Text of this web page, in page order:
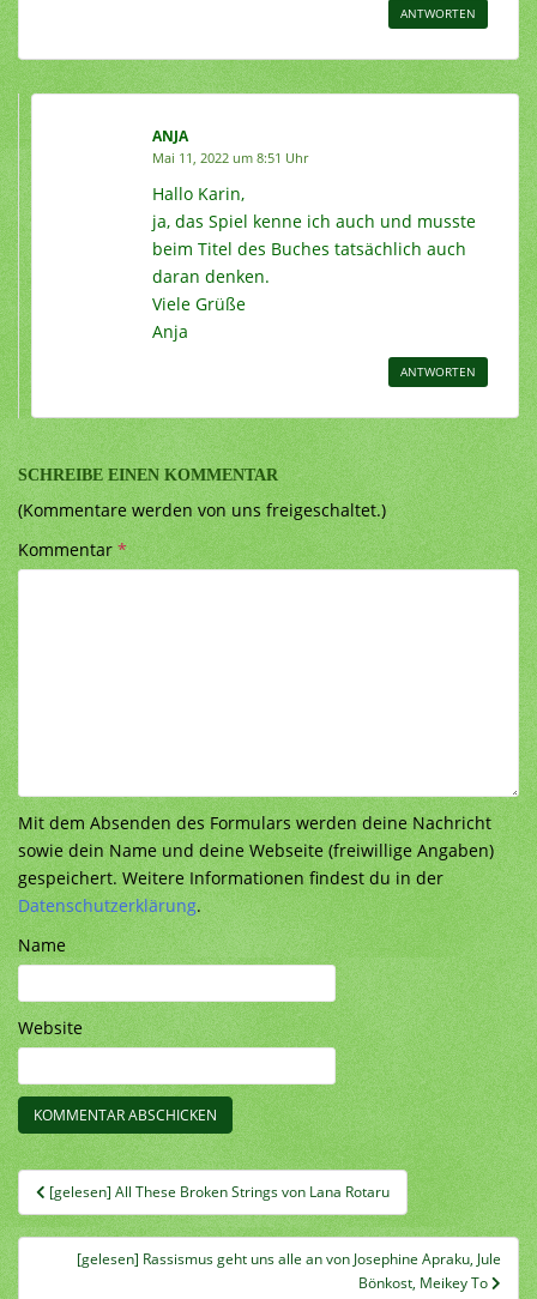
ANTWORTEN
ANJA
Mai 11, 2022 um 8:51 Uhr
Hallo Karin,
ja, das Spiel kenne ich auch und musste
beim Titel des Buches tatsächlich auch
daran denken.
Viele Grüße
Anja
ANTWORTEN
SCHREIBE EINEN KOMMENTAR
(Kommentare werden von uns freigeschaltet.)
Kommentar*
Mit dem Absenden des Formulars werden deine Nachricht
sowie dein Name und deine Webseite (freiwillige Angaben)
gespeichert. Weitere Informationen findest du in der
Datenschutzerklärung.
Name
Website
Beitragsnavigation
[gelesen] All These Broken Strings von Lana Rotaru
[gelesen] Rassismus geht uns alle an von Josephine Apraku, Jule
Bönkost, Meikey To